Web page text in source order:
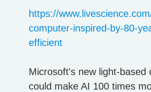
https://
computer-inspired-by-80-
efficient
Microsoft's new light-
could make AI 100 times